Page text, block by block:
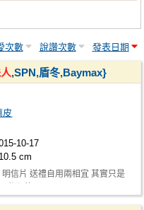
次數 說讚次數 發表日期
,SPN,盾冬,Baymax}
皮
10-17
cm
信片 送禮自用兩相宜 其實只是